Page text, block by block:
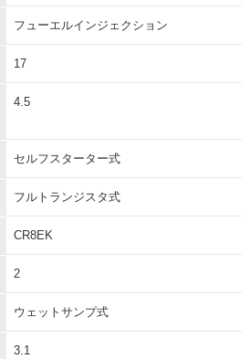
フューエルインジェクション
17
4.5
セルフスターター式
フルトランジスタ式
CR8EK
2
ウェットサンプ式
3.1